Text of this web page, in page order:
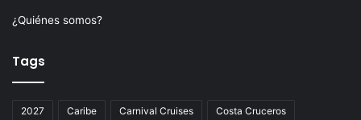
¿Quiénes somos?
Tags
2027 Caribe Carnival Cruises Costa Cruceros